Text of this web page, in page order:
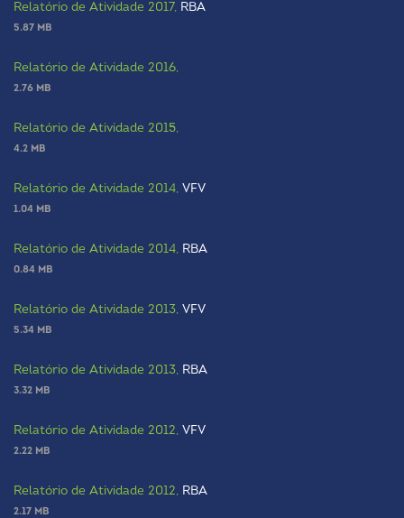
Relatório de Atividade 2017, RBA
5.87 MB
Relatório de Atividade 2016,
2.76 MB
Relatório de Atividade 2015,
4.2 MB
Relatório de Atividade 2014, VFV
1.04 MB
Relatório de Atividade 2014, RBA
0.84 MB
Relatório de Atividade 2013, VFV
5.34 MB
Relatório de Atividade 2013, RBA
3.32 MB
Relatório de Atividade 2012, VFV
2.22 MB
Relatório de Atividade 2012, RBA
2.17 MB